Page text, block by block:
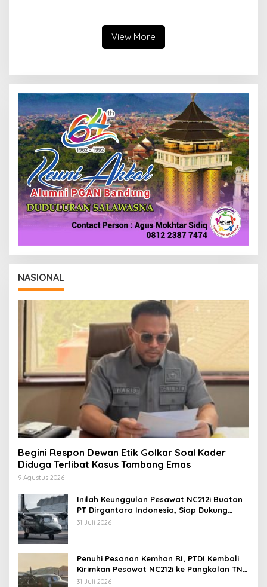
View More
NASIONAL
Begini Respon Dewan Etik Golkar Soal Kader
Diduga Terlibat Kasus Tambang Emas
9 Agustus 2026
Inilah Keunggulan Pesawat NC212i Buatan
PT Dirgantara Indonesia, Siap Dukung
Berbagai Operasi TNI
31 Juli 2026
Penuhi Pesanan Kemhan RI, PTDI Kembali
Kirimkan Pesawat NC212i ke Pangkalan TNI
AU
31 Juli 2026